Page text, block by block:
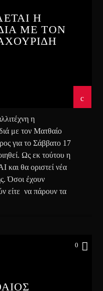
Η
ΜΕ ΤΟΝ
η
με τον Ματθαίο
για το Σάββατο 17
Ως εκ τούτου η
θα οριστεί νέα
Όσοι έχουν
είτε να πάρουν τα
0